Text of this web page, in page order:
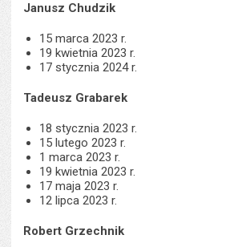
Janusz Chudzik
15 marca 2023 r.
19 kwietnia 2023 r.
17 stycznia 2024 r.
Tadeusz Grabarek
18 stycznia 2023 r.
15 lutego 2023 r.
1 marca 2023 r.
19 kwietnia 2023 r.
17 maja 2023 r.
12 lipca 2023 r.
Robert Grzechnik